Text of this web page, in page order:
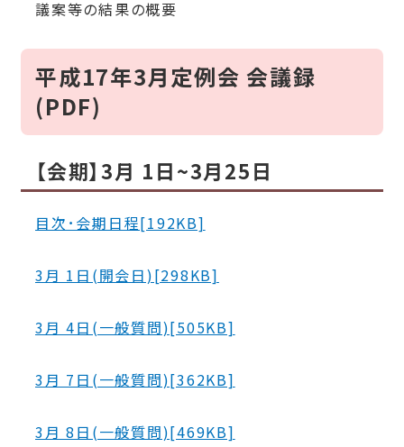
議案等の結果の概要
平成17年3月定例会 会議録
(PDF)
【会期】3月 1日~3月25日
目次･会期日程[192KB]
3月 1日(開会日)[298KB]
3月 4日(一般質問)[505KB]
3月 7日(一般質問)[362KB]
3月 8日(一般質問)[469KB]